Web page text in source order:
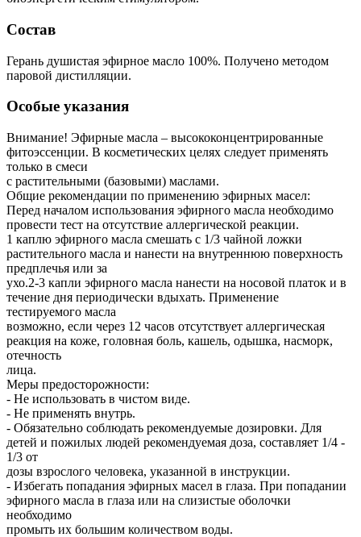
Состав
Герань душистая эфирное масло 100%. Получено методом
паровой дистилляции.
Особые указания
Внимание! Эфирные масла – высококонцентрированные
фитоэссенции. В косметических целях следует применять
только в смеси
с растительными (базовыми) маслами.
Общие рекомендации по применению эфирных масел:
Перед началом использования эфирного масла необходимо
провести тест на отсутствие аллергической реакции.
1 каплю эфирного масла смешать с 1/3 чайной ложки
растительного масла и нанести на внутреннюю поверхность
предплечья или за
ухо.2-3 капли эфирного масла нанести на носовой платок и в
течение дня периодически вдыхать. Применение
тестируемого масла
возможно, если через 12 часов отсутствует аллергическая
реакция на коже, головная боль, кашель, одышка, насморк,
отечность
лица.
Меры предосторожности:
- Не использовать в чистом виде.
- Не применять внутрь.
- Обязательно соблюдать рекомендуемые дозировки. Для
детей и пожилых людей рекомендуемая доза, составляет 1/4 -
1/3 от
дозы взрослого человека, указанной в инструкции.
- Избегать попадания эфирных масел в глаза. При попадании
эфирного масла в глаза или на слизистые оболочки
необходимо
промыть их большим количеством воды.